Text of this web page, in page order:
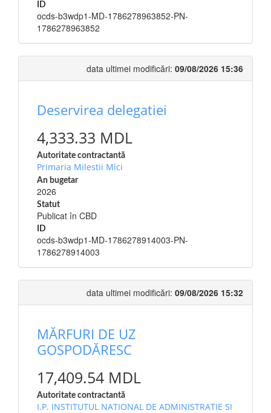
ID
ocds-b3wdp1-MD-1786278963852-PN-
1786278963852
data ultimei modificări: 09/08/2026 15:36
Deservirea delegatiei
4,333.33 MDL
Autoritate contractantă
Primaria Milestii Mici
An bugetar
2026
Statut
Publicat în CBD
ID
ocds-b3wdp1-MD-1786278914003-PN-
1786278914003
data ultimei modificări: 09/08/2026 15:32
MĂRFURI DE UZ
GOSPODĂRESC
17,409.54 MDL
Autoritate contractantă
I.P. INSTITUTUL NATIONAL DE ADMINISTRATIE SI